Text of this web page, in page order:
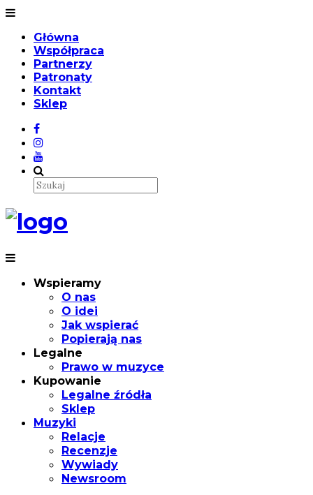
Główna
Współpraca
Partnerzy
Patronaty
Kontakt
Sklep
Wspieramy
O nas
O idei
Jak wspierać
Popierają nas
Legalne
Prawo w muzyce
Kupowanie
Legalne źródła
Sklep
Muzyki
Relacje
Recenzje
Wywiady
Newsroom